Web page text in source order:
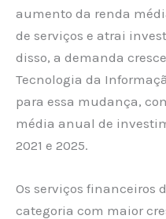
aumento da renda
de serviços e atrai
disso, a demanda
Tecnologia da
para essa mudança,
média anual de
2021 e 2025.
Os serviços financeiros
categoria com maior